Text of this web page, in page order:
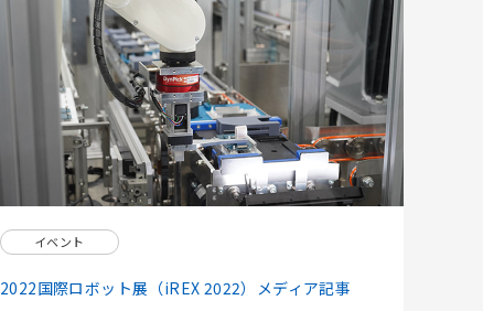
イベント
2022国際ロボット展（iREX 2022）メディア記事